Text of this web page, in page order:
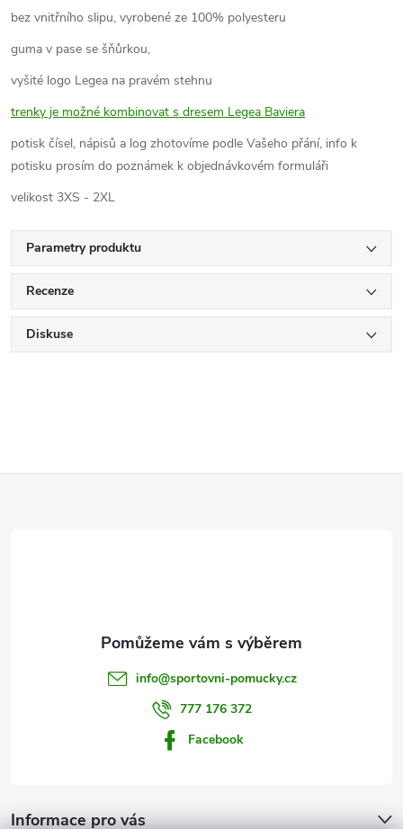
bez vnitřního slipu, vyrobené ze 100% polyesteru
guma v pase se šňůrkou,
vyšité logo Legea na pravém stehnu
trenky je možné kombinovat s dresem Legea Baviera
potisk čísel, nápisů a log zhotovíme podle Vašeho přání, info k
potisku prosím do poznámek k objednávkovém formuláři
velikost 3XS - 2XL
Parametry produktu
Recenze
Diskuse
info@sportovni-pomucky.cz
777 176 372
Facebook
Informace pro vás